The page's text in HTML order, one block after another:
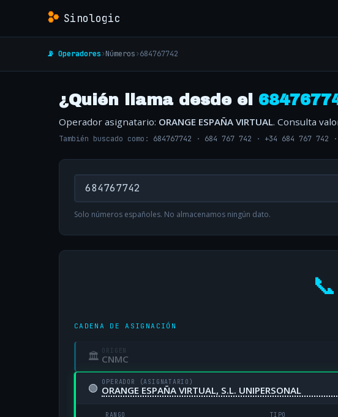
Sinologic
📡 Operadores›Números›684767742
¿Quién llama desde el
Operador asignatario: ORANGE ESPAÑA VIRTUAL. Consulta
También buscado como: 684767742 · 684 767 742 · +34 684 767 742 ·
Solo números españoles. No almacenamos ningún dato.
CADENA DE ASIGNACIÓN
🏛 ORIGEN
CNMC
🟢 OPERADOR (ASIGNATARIO)
ORANGE ESPAÑA VIRTUAL, S.L. UNIPERSONAL
RANGO TIPO